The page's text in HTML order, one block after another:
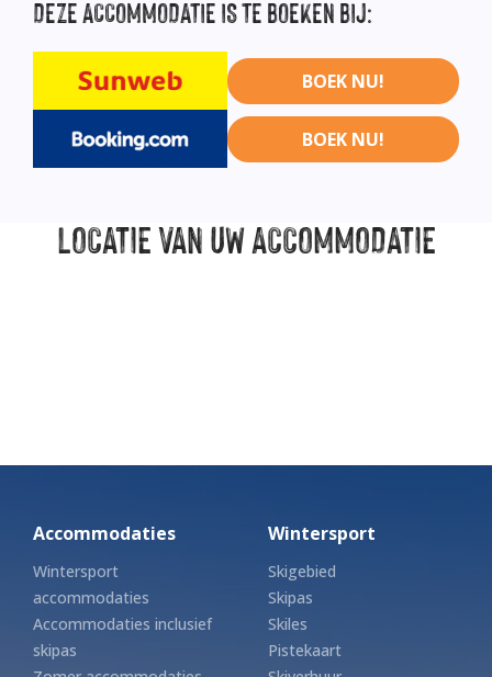
DEZE ACCOMMODATIE IS TE BOEKEN BIJ:
BOEK NU!
BOEK NU!
LOCATIE VAN UW ACCOMMODATIE
Accommodaties
Wintersport
accommodaties
Accommodaties inclusief
skipas
Wintersport
Skigebied
Skipas
Skiles
Pistekaart